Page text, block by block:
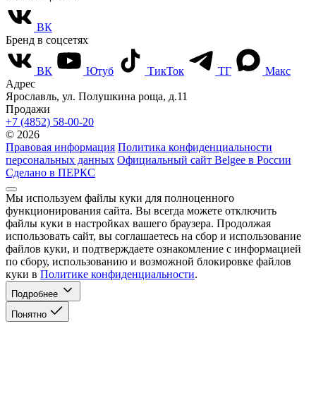
ВК
Бренд в соцсетях
ВК Ютуб ТикТок ТГ
Макс
Адрес
Ярославль, ул. Полушкина роща, д.11
Продажи
+7 (4852) 58-00-20
© 2026
Правовая информация Политика конфиденциальности
персональных данных Официальный сайт Belgee в России
Сделано в ПЕРКС
Мы используем файлы куки для полноценного
функционирования сайта. Вы всегда можете отключить
файлы куки в настройках вашего браузера. Продолжая
использовать сайт, вы соглашаетесь на сбор и использование
файлов куки, и подтверждаете ознакомление с информацией
по сбору, использованию и возможной блокировке файлов
куки в Политике конфиденциальности.
Подробнее
Понятно